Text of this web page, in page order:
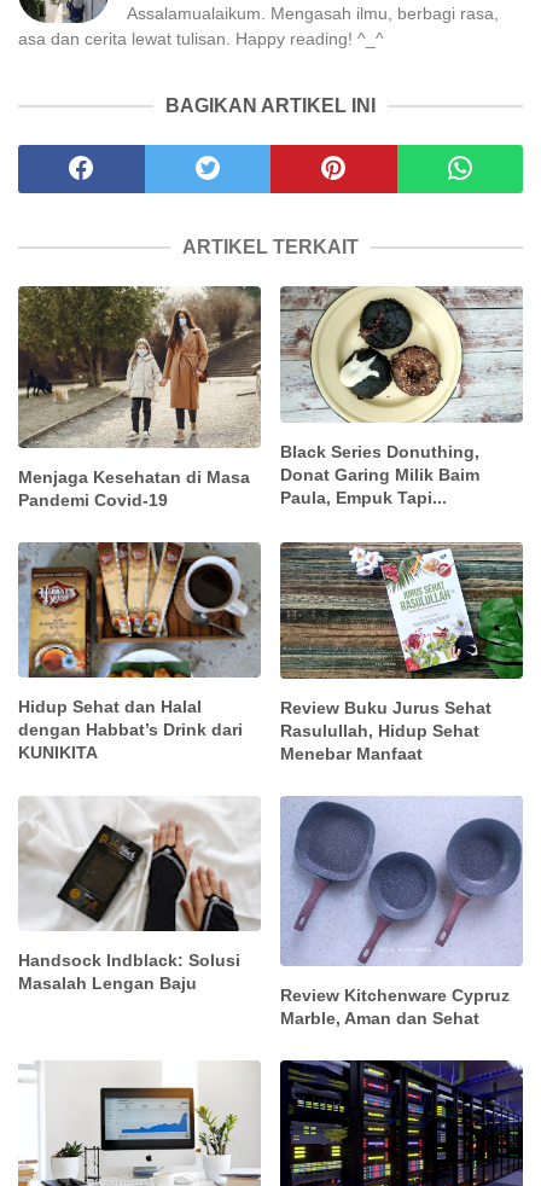
Assalamualaikum. Mengasah ilmu, berbagi rasa,
asa dan cerita lewat tulisan. Happy reading! ^_^
BAGIKAN ARTIKEL INI
ARTIKEL TERKAIT
Menjaga Kesehatan di Masa
Pandemi Covid-19
Black Series Donuthing,
Donat Garing Milik Baim
Paula, Empuk Tapi...
Hidup Sehat dan Halal
dengan Habbat’s Drink dari
KUNIKITA
Review Buku Jurus Sehat
Rasulullah, Hidup Sehat
Menebar Manfaat
Handsock Indblack: Solusi
Masalah Lengan Baju
Review Kitchenware Cypruz
Marble, Aman dan Sehat